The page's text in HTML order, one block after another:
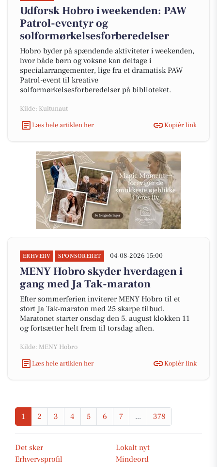
Udforsk Hobro i weekenden: PAW
Patrol-eventyr og
solformørkelsesforberedelser
Hobro byder på spændende aktiviteter i weekenden,
hvor både børn og voksne kan deltage i
specialarrangementer, lige fra et dramatisk PAW
Patrol-event til kreative
solformørkelsesforberedelser på biblioteket.
Kilde: Kultunaut
Læs hele artiklen her
Kopiér link
ERHVERV SPONSORERET 04-08-2026 15:00
MENY Hobro skyder hverdagen i
gang med Ja Tak-maraton
Efter sommerferien inviterer MENY Hobro til et
stort Ja Tak-maraton med 25 skarpe tilbud.
Maratonet starter onsdag den 5. august klokken 11
og fortsætter helt frem til torsdag aften.
Kilde: MENY Hobro
Læs hele artiklen her
Kopiér link
1 2 3 4 5 6 7 ... 378
Det sker
Lokalt nyt
Erhvervsprofil
Mindeord